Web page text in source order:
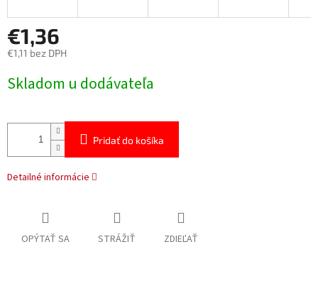
€1,36
€1,11 bez DPH
cena:
Skladom u dodávateľa
Pridať do košíka
Detailné informácie
OPÝTAŤ SA STRÁŽIŤ ZDIEĽAŤ